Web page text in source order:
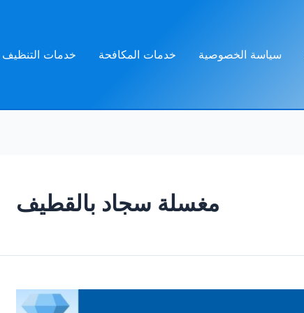
سياسة الخصوصية خدمات المكافحة خدمات التنظيف
مغسلة سجاد بالقطيف